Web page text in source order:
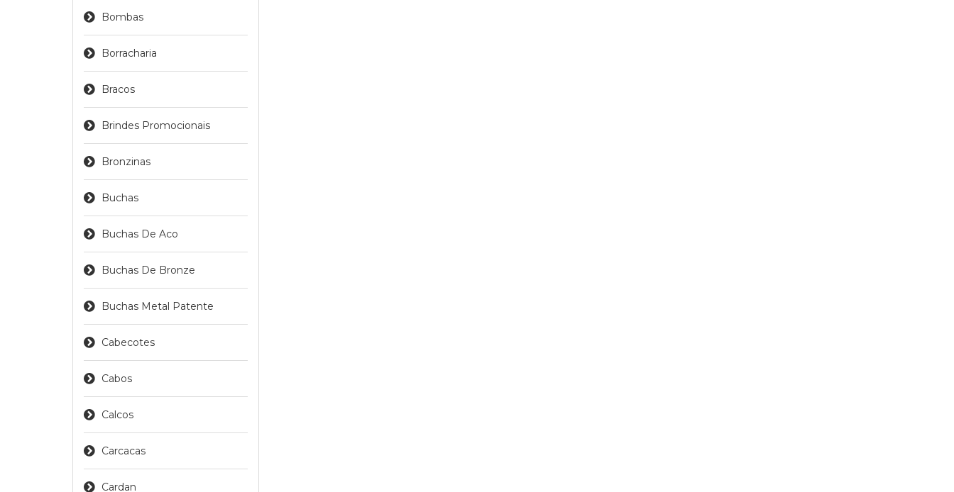
Bombas
Borracharia
Bracos
Brindes Promocionais
Bronzinas
Buchas
Buchas De Aco
Buchas De Bronze
Buchas Metal Patente
Cabecotes
Cabos
Calcos
Carcacas
Cardan